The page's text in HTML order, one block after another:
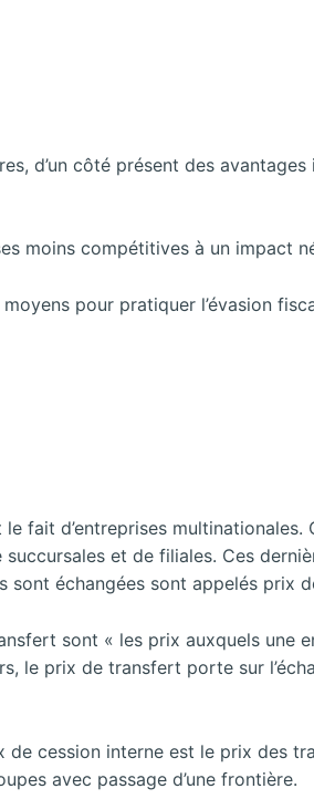
d’un côté présent des
moins compétitives à un impact
pour pratiquer l’évasion
fait d’entreprises
et de filiales. Ces
sont échangées sont appelés prix
sont « les prix auxquels
le prix de transfert porte sur
cession interne est le prix des
avec passage d’une frontière.